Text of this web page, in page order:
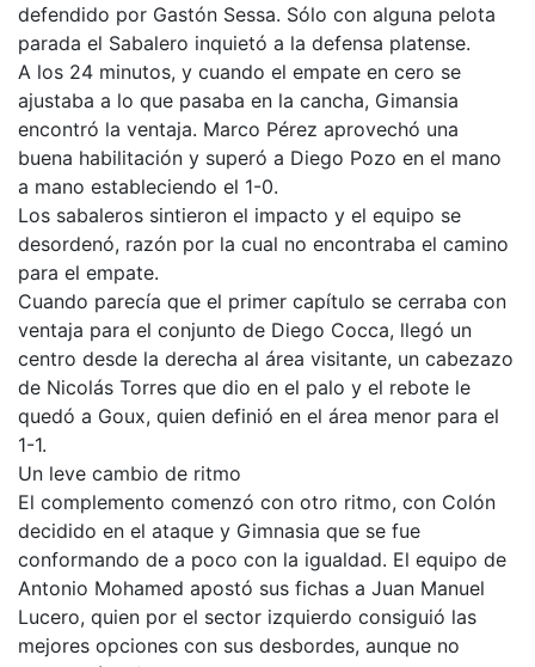
defendido por Gastón Sessa. Sólo con alguna pelota
parada el Sabalero inquietó a la defensa platense.
A los 24 minutos, y cuando el empate en cero se
ajustaba a lo que pasaba en la cancha, Gimansia
encontró la ventaja. Marco Pérez aprovechó una
buena habilitación y superó a Diego Pozo en el mano
a mano estableciendo el 1-0.
Los sabaleros sintieron el impacto y el equipo se
desordenó, razón por la cual no encontraba el camino
para el empate.
Cuando parecía que el primer capítulo se cerraba con
ventaja para el conjunto de Diego Cocca, llegó un
centro desde la derecha al área visitante, un cabezazo
de Nicolás Torres que dio en el palo y el rebote le
quedó a Goux, quien definió en el área menor para el
1-1.
Un leve cambio de ritmo
El complemento comenzó con otro ritmo, con Colón
decidido en el ataque y Gimnasia que se fue
conformando de a poco con la igualdad. El equipo de
Antonio Mohamed apostó sus fichas a Juan Manuel
Lucero, quien por el sector izquierdo consiguió las
mejores opciones con sus desbordes, aunque no